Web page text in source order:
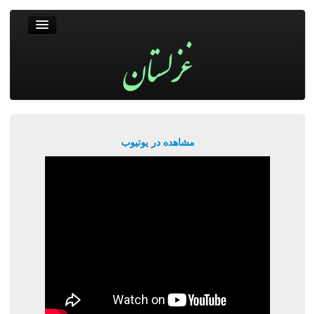
مشاهده در یوتیوب